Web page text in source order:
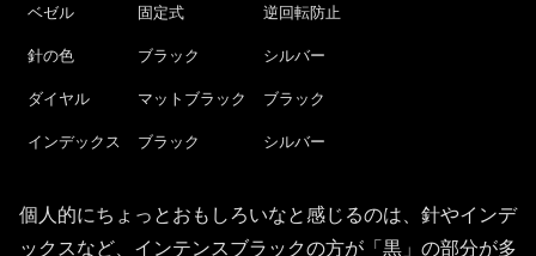
ベゼル 固定式 逆回転防止
針の色 ブラック シルバー
ダイヤル マットブラック ブラック
インデックス ブラック シルバー
個人的にちょっとおもしろいなと感じるのは、針やインデ
ックスなど、インテンスブラックの方が「黒」の部分が多